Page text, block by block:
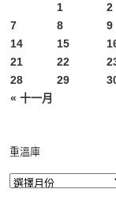
« 十一月
1 2
7
8 9
14
15
21
22
28
29
重溫庫